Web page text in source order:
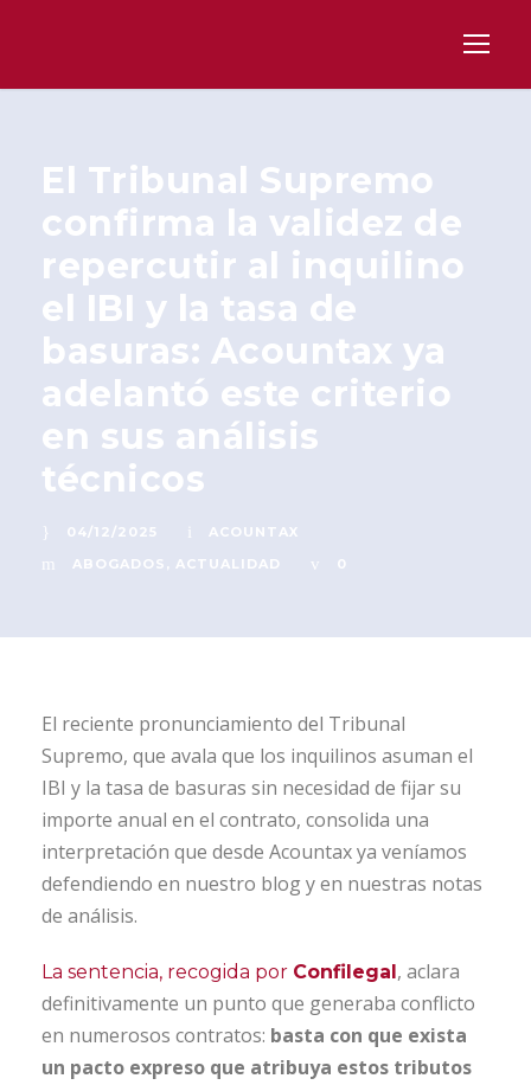
El Tribunal Supremo
confirma la validez de
repercutir al inquilino
el IBI y la tasa de
basuras: Acountax ya
adelantó este criterio
en sus análisis
técnicos
04/12/2025
ACOUNTAX
ABOGADOS , ACTUALIDAD 0
El reciente pronunciamiento del Tribunal
Supremo, que avala que los inquilinos asuman el
IBI y la tasa de basuras sin necesidad de fijar su
importe anual en el contrato, consolida una
interpretación que desde Acountax ya veníamos
defendiendo en nuestro blog y en nuestras notas
de análisis.
La sentencia, recogida por Confilegal, aclara
definitivamente un punto que generaba conflicto
en numerosos contratos: basta con que exista
un pacto expreso que atribuya estos tributos